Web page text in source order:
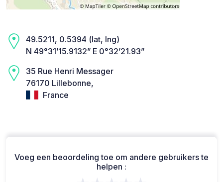
49.5211, 0.5394 (lat, lng)
N 49°31’15.9132” E 0°32’21.93”
35 Rue Henri Messager
76170 Lillebonne,
France
Voeg een beoordeling toe om andere gebruikers te
helpen :